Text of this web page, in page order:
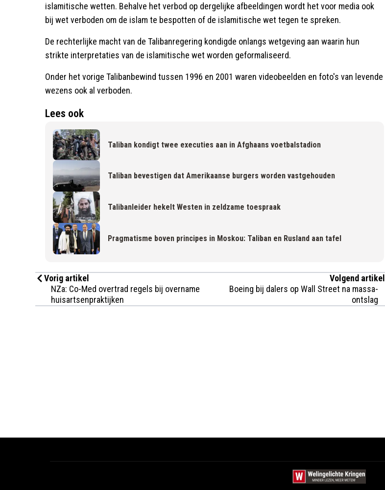
islamitische wetten. Behalve het verbod op dergelijke afbeeldingen wordt het voor media ook
bij wet verboden om de islam te bespotten of de islamitische wet tegen te spreken.
De rechterlijke macht van de Talibanregering kondigde onlangs wetgeving aan waarin hun
strikte interpretaties van de islamitische wet worden geformaliseerd.
Onder het vorige Talibanbewind tussen 1996 en 2001 waren videobeelden en foto's van levende
wezens ook al verboden.
Lees ook
Taliban kondigt twee executies aan in Afghaans voetbalstadion
Taliban bevestigen dat Amerikaanse burgers worden vastgehouden
Talibanleider hekelt Westen in zeldzame toespraak
Pragmatisme boven principes in Moskou: Taliban en Rusland aan tafel
Vorig artikel
NZa: Co-Med overtrad regels bij overname
huisartsenpraktijken
Volgend artikel
Boeing bij dalers op Wall Street na massa-
ontslag